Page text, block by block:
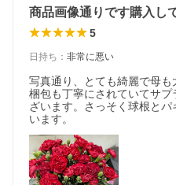
商品画像通りです購入し
5
日持ち ： 非常に悪い
写真通り、とても綺麗で母も
梱包も丁寧にされていてサ
ざいます。さっそく球根と
います。